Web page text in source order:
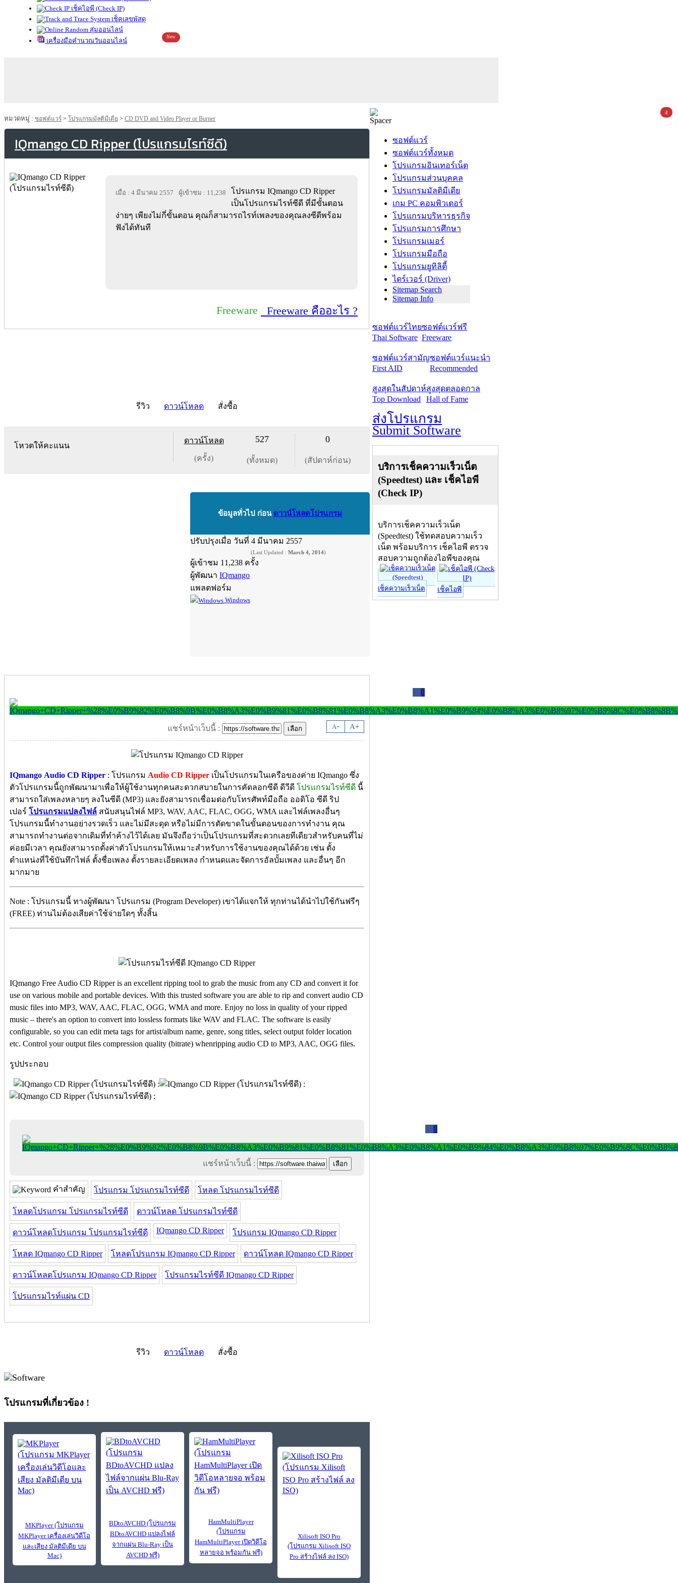
เช็คไอพี (Check IP)
เช็คเลขพัสดุ
สุ่มออนไลน์
เครื่องมือคำนวณวันออนไลน์
New
หมวดหมู่ : ซอฟต์แวร์ > โปรแกรมมัลติมีเดีย > CD DVD and Video Player or Burner
IQmango CD Ripper (โปรแกรมไรท์ซีดี)
เมื่อ : 4 มีนาคม 2557 ผู้เข้าชม : 11,238
โปรแกรม IQmango CD Ripper
เป็นโปรแกรมไรท์ซีดี ที่มีขั้นตอน
ง่ายๆ เพียงไม่กี่ขั้นตอน คุณก็สามารถไรท์เพลงของคุณลงซีดีพร้อม
ฟังได้ทันที
Freeware Freeware คืออะไร ?
รีวิว ดาวน์โหลด สั่งซื้อ
โหวตให้คะแนน
ดาวน์โหลด
(ครั้ง)
527
(ทั้งหมด)
0
(สัปดาห์ก่อน)
ข้อมูลทั่วไป ก่อน ดาวน์โหลดโปรแกรม
ปรับปรุงเมื่อ วันที่ 4 มีนาคม 2557
(Last Updated : March 4, 2014)
ผู้เข้าชม 11,238 ครั้ง
ผู้พัฒนา IQmango
แพลตฟอร์ม
Windows
0
A- A+
แชร์หน้าเว็บนี้ :
IQmango Audio CD Ripper : โปรแกรม Audio CD Ripper เป็นโปรแกรมในเครือของค่าย IQmango ซึ่ง
ตัวโปรแกรมนี้ถูกพัฒนามาเพื่อให้ผู้ใช้งานทุกคนสะดวกสบายในการคัดลอกซีดี ดีวีดี โปรแกรมไรท์ซีดี นี้
สามารถใส่เพลงหลายๆ ลงในซีดี (MP3) และยังสามารถเชื่อมต่อกับโทรศัพท์มือถือ ออดิโอ ซีดี ริป
เปอร์ โปรแกรมแปลงไฟล์ สนับสนุนไฟล์ MP3, WAV, AAC, FLAC, OGG, WMA และไฟล์เพลงอื่นๆ
โปรแกรมนี้ทำงานอย่างรวดเร็ว และไม่มีสะดุด หรือไม่มีการตัดขาดในขั้นตอนของการทำงาน คุณ
สามารถทำงานต่อจากเดิมที่ทำค้างไว้ได้เลย มันจึงถือว่าเป็นโปรแกรมที่สะดวกเลยทีเดียวสำหรับคนที่ไม่
ค่อยมีเวลา คุณยังสามารถตั้งค่าตัวโปรแกรมให้เหมาะสำหรับการใช้งานของคุณได้ด้วย เช่น ตั้ง
ตำแหน่งที่ใช้บันทึกไฟล์ ตั้งชื่อเพลง ตั้งรายละเอียดเพลง กำหนดและจัดการอัลบั้มเพลง และอื่นๆ อีก
มากมาย
Note : โปรแกรมนี้ ทางผู้พัฒนา โปรแกรม (Program Developer) เขาได้แจกให้ ทุกท่านได้นำไปใช้กันฟรีๆ
(FREE) ท่านไม่ต้องเสียค่าใช้จ่ายใดๆ ทั้งสิ้น
IQmango Free Audio CD Ripper is an excellent ripping tool to grab the music from any CD and convert it for
use on various mobile and portable devices. With this trusted software you are able to rip and convert audio CD
music files into MP3, WAV, AAC, FLAC, OGG, WMA and more. Enjoy no loss in quality of your ripped
music – there's an option to convert into lossless formats like WAV and FLAC. The software is easily
configurable, so you can edit meta tags for artist/album name, genre, song titles, select output folder location
etc. Control your output files compression quality (bitrate) whenripping audio CD to MP3, AAC, OGG files.
รูปประกอบ
0
แชร์หน้าเว็บนี้ :
คำสำคัญ โปรแกรม โปรแกรมไรท์ซีดี โหลด โปรแกรมไรท์ซีดี
โหลดโปรแกรม โปรแกรมไรท์ซีดี ดาวน์โหลด โปรแกรมไรท์ซีดี
ดาวน์โหลดโปรแกรม โปรแกรมไรท์ซีดี IQmango CD Ripper โปรแกรม IQmango CD Ripper
โหลด IQmango CD Ripper โหลดโปรแกรม IQmango CD Ripper ดาวน์โหลด IQmango CD Ripper
ดาวน์โหลดโปรแกรม IQmango CD Ripper โปรแกรมไรท์ซีดี IQmango CD Ripper
โปรแกรมไรท์แผ่น CD
รีวิว ดาวน์โหลด สั่งซื้อ
โปรแกรมที่เกี่ยวข้อง !
MKPlayer (โปรแกรม
MKPlayer เครื่องเล่นวิดีโอ
และเสียง มัลติมีเดีย บน
Mac)
BDtoAVCHD (โปรแกรม
BDtoAVCHD แปลงไฟล์
จากแผ่น Blu-Ray เป็น
AVCHD ฟรี)
HamMultiPlayer
(โปรแกรม
HamMultiPlayer เปิดวิดีโอ
หลายจอ พร้อมกัน ฟรี)
Xilisoft ISO Pro
(โปรแกรม Xilisoft ISO
Pro สร้างไฟล์ ลง ISO)
ซอฟต์แวร์
ซอฟต์แวร์ทั้งหมด
โปรแกรมอินเทอร์เน็ต
โปรแกรมส่วนบุคคล
โปรแกรมมัลติมีเดีย
เกม PC คอมพิวเตอร์
โปรแกรมบริหารธุรกิจ
โปรแกรมการศึกษา
โปรแกรมเมอร์
โปรแกรมมือถือ
โปรแกรมยูทิลิตี้
ไดร์เวอร์ (Driver)
Sitemap Search
Sitemap Info
ซอฟต์แวร์ไทย
Thai Software
ซอฟต์แวร์ฟรี
Freeware
ซอฟต์แวร์สามัญ
First AID
ซอฟต์แวร์แนะนำ
Recommended
สูงสุดในสัปดาห์
Top Download
สูงสุดตลอดกาล
Hall of Fame
ส่งโปรแกรม
Submit Software
บริการเช็คความเร็วเน็ต
(Speedtest) และ เช็คไอพี
(Check IP)
บริการเช็คความเร็วเน็ต
(Speedtest) ใช้ทดสอบความเร็ว
เน็ต พร้อมบริการ เช็คไอพี ตรวจ
สอบความถูกต้องไอพีของคุณ
เช็คความเร็วเน็ต เช็คไอพี
4